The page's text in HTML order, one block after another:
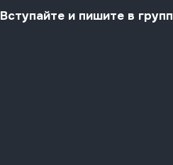
Вступайте и пишите в